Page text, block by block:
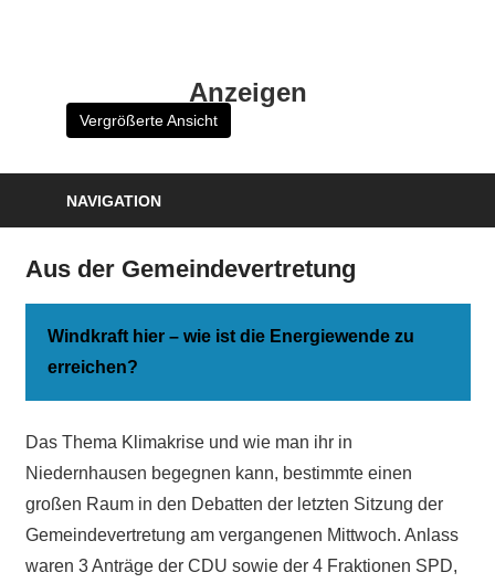
Anzeigen
Vergrößerte Ansicht
NAVIGATION
Aus der Gemeindevertretung
Windkraft hier – wie ist die Energiewende zu
erreichen?
Das Thema Klimakrise und wie man ihr in
Niedernhausen begegnen kann, bestimmte einen
großen Raum in den Debatten der letzten Sitzung der
Gemeindevertretung am vergangenen Mittwoch. Anlass
waren 3 Anträge der CDU sowie der 4 Fraktionen SPD,